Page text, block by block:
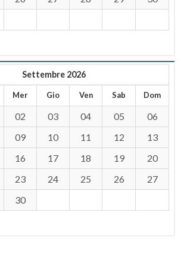
Settembre 2026
Mer Gio Ven Sab Dom
02 03 04 05
06
09 10 11 12
13
16 17 18 19
20
23 24 25 26
27
30